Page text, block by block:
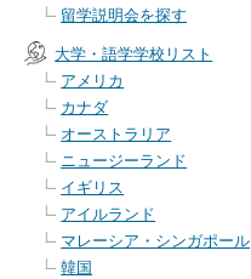
留学説明会を探す
大学・語学学校リスト
アメリカ
カナダ
オーストラリア
ニュージーランド
イギリス
アイルランド
マレーシア・シンガポール
韓国